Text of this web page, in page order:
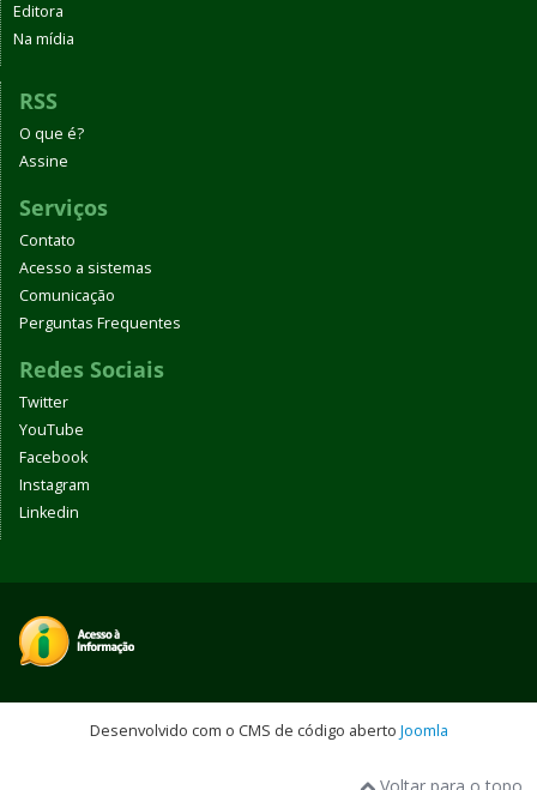
Editora
Na mídia
RSS
O que é?
Assine
Serviços
Contato
Acesso a sistemas
Comunicação
Perguntas Frequentes
Redes Sociais
Twitter
YouTube
Facebook
Instagram
Linkedin
Desenvolvido com o CMS de código aberto Joomla